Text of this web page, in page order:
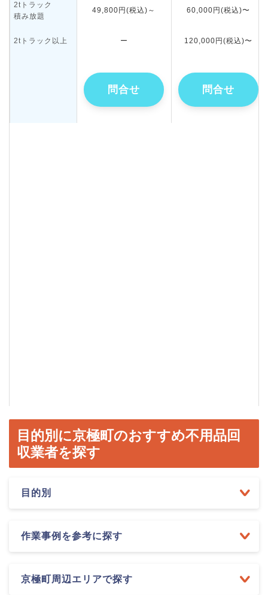
2tトラック
積み放題
49,800円(税込)～ 60,000円(税込)〜
2tトラック以上 ー 120,000円(税込)〜
問合せ 問合せ
目的別に京極町のおすすめ不用品回
収業者を探す
目的別
作業事例を参考に探す
京極町周辺エリアで探す